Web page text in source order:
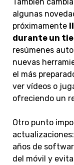
También
algunas
próximamente
durante un
resúmenes
nuevas
el más
ver vídeos o
ofreciendo un
Otro punto
años de
del móvil y